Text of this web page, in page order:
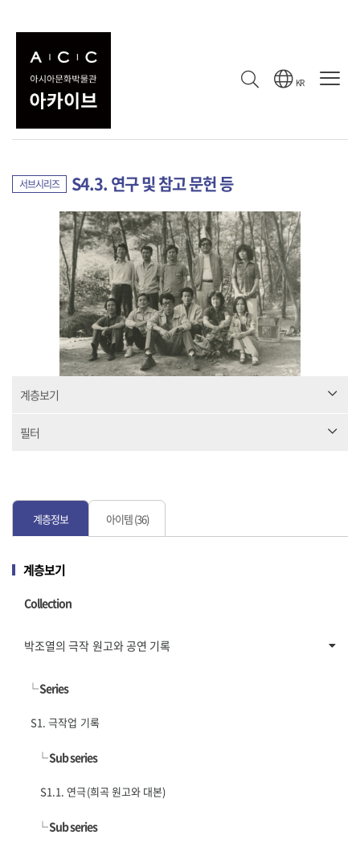
KR
컬렉션
수집 기록
서브시리즈 S4.3. 연구 및 참고 문헌 등
계층보기
필터
계층정보 아이템 (36)
계층보기
Collection
박조열의 극작 원고와 공연 기록
└Series
S1. 극작업 기록
└Sub series
S1.1. 연극(희곡 원고와 대본)
└Sub series